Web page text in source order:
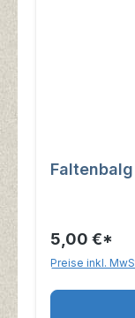
5,00 €*
Preise inkl.